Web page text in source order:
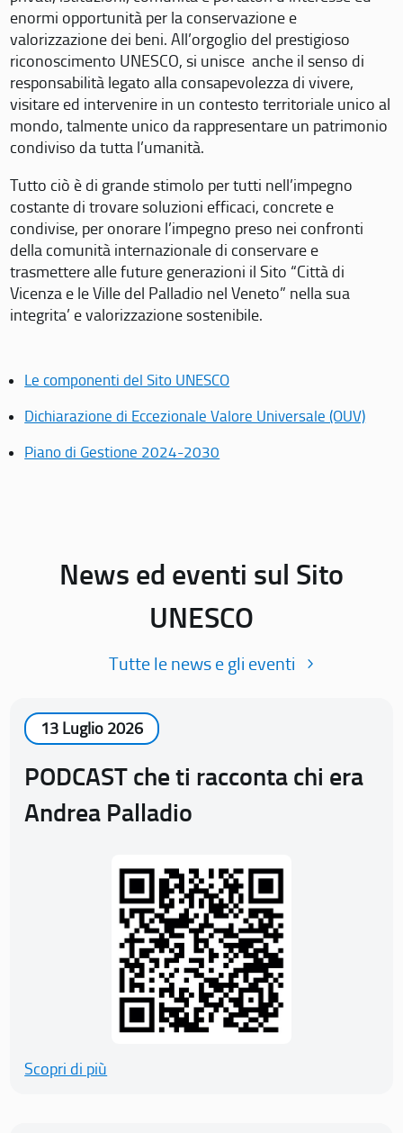
enormi opportunità per la conservazione e
valorizzazione dei beni. All’orgoglio del prestigioso
riconoscimento UNESCO, si unisce anche il senso di
responsabilità legato alla consapevolezza di vivere,
visitare ed intervenire in un contesto territoriale unico al
mondo, talmente unico da rappresentare un patrimonio
condiviso da tutta l’umanità.
Tutto ciò è di grande stimolo per tutti nell’impegno
costante di trovare soluzioni efficaci, concrete e
condivise, per onorare l’impegno preso nei confronti
della comunità internazionale di conservare e
trasmettere alle future generazioni il Sito “Città di
Vicenza e le Ville del Palladio nel Veneto” nella sua
integrita’ e valorizzazione sostenibile.
Le componenti del Sito UNESCO
Dichiarazione di Eccezionale Valore Universale (OUV)
Piano di Gestione 2024-2030
News ed eventi sul Sito
UNESCO
Tutte le news e gli eventi
13 Luglio 2026
PODCAST che ti racconta chi era
Andrea Palladio
Scopri di più